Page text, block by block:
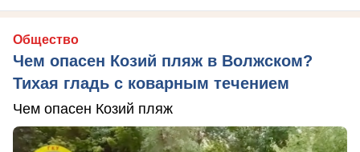
Общество
Чем опасен Козий пляж в Волжском?
Тихая гладь с коварным течением
Чем опасен Козий пляж